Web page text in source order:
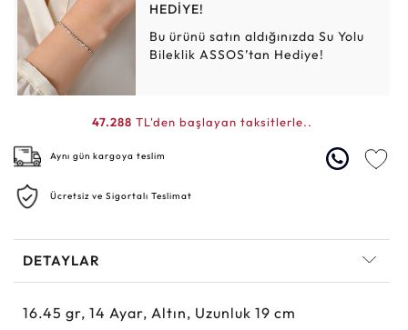
HEDİYE!
Bu ürünü satın aldığınızda Su Yolu
Bileklik ASSOS’tan Hediye!
47.288 TL'den başlayan taksitlerle..
Aynı gün kargoya teslim
Ücretsiz ve Sigortalı Teslimat
DETAYLAR
16.45 gr, 14 Ayar, Altın, Uzunluk 19 cm